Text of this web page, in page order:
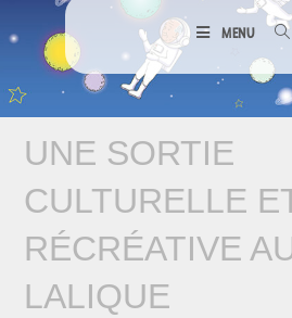
MENU
UNE SORTIE
CULTURELLE
RÉCRÉATIVE
LALIQUE